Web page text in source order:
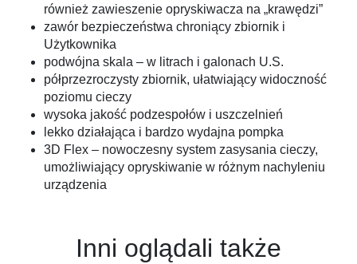
również zawieszenie opryskiwacza na „krawędzi”
zawór bezpieczeństwa chroniący zbiornik i
Użytkownika
podwójna skala – w litrach i galonach U.S.
półprzezroczysty zbiornik, ułatwiający widoczność
poziomu cieczy
wysoka jakość podzespołów i uszczelnień
lekko działająca i bardzo wydajna pompka
3D Flex – nowoczesny system zasysania cieczy,
umożliwiający opryskiwanie w różnym nachyleniu
urządzenia
Inni oglądali także